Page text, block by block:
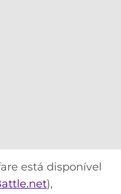
está disponível
),